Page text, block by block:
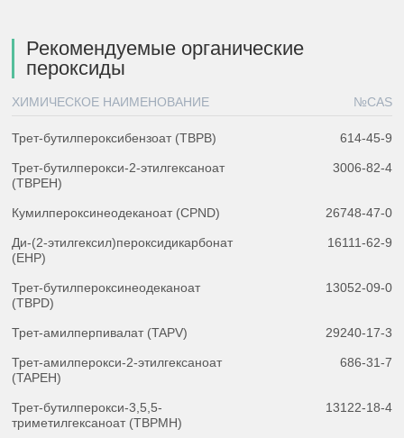
Рекомендуемые органические
пероксиды
ХИМИЧЕСКОЕ НАИМЕНОВАНИЕ №CAS
Трет-бутилпероксибензоат (TBPB) 614-45-9
Трет-бутилперокси-2-этилгексаноат
(TBPEH)
3006-82-4
Кумилпероксинеодеканоат (CPND) 26748-47-0
Ди-(2-этилгексил)пероксидикарбонат
(EHP)
16111-62-9
Трет-бутилпероксинеодеканоат
(TBPD)
13052-09-0
Трет-амилперпивалат (TAPV) 29240-17-3
Трет-амилперокси-2-этилгексаноат
(TAPEH)
686-31-7
Трет-бутилперокси-3,5,5-
триметилгексаноат (TBPMH)
13122-18-4